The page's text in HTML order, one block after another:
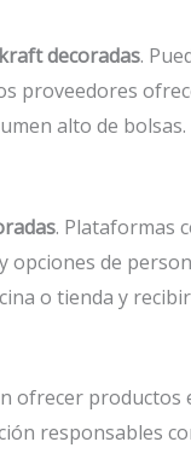
decoradas.
proveedores
alto de bolsas.
. Plataformas
de
o tienda y
ofrecer productos
responsables